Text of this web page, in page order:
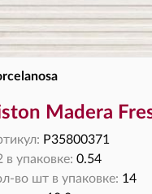
Madera
P35800371
в упаковке: 0.54
во шт в упаковке: 14